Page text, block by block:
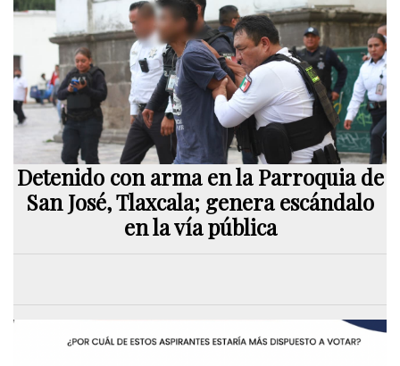
Detenido con arma en la Parroquia de
San José, Tlaxcala; genera escándalo
en la vía pública